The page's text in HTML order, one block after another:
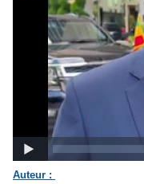
Auteur :